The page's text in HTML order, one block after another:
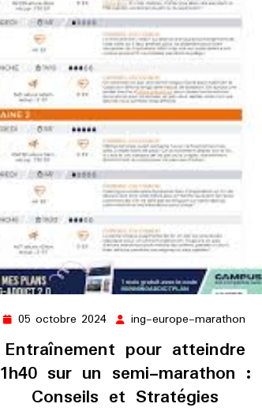
05 octobre 2024 05
octobre
2024
ing-europe-marathon
Entraînement pour atteindre
1h40 sur un semi-marathon :
Conseils et Stratégies